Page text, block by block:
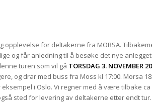
opplevelse for deltakerne fra MORSA.
og får anledning til å besøke det nye
turen som vil gå TORSDAG 3. NOVEMBER
og drar med buss fra Moss kl 17:00. Morsa
i Oslo. Vi regner med å være tilbake ca
sted for levering av deltakerne etter endt tur.